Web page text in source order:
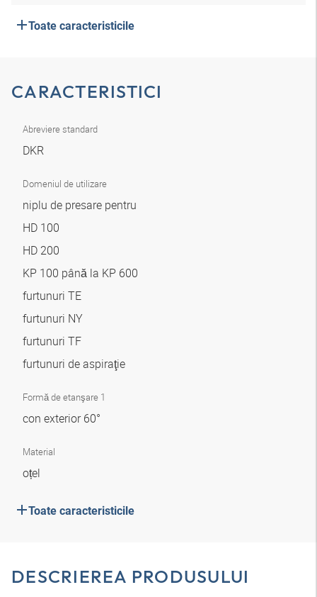
Toate caracteristicile
CARACTERISTICI
Abreviere standard
DKR
Domeniul de utilizare
niplu de presare pentru
HD 100
HD 200
KP 100 până la KP 600
furtunuri TE
furtunuri NY
furtunuri TF
furtunuri de aspiraţie
Formă de etanşare 1
con exterior 60°
Material
oțel
Toate caracteristicile
DESCRIEREA PRODUSULUI